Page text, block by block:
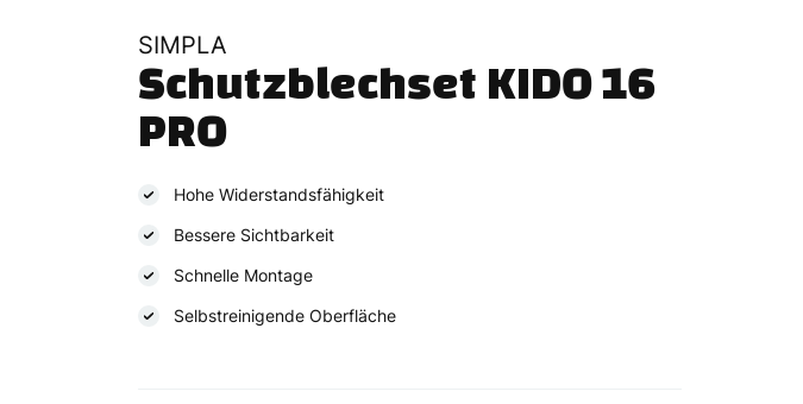
SIMPLA
Schutzblechset KIDO 16
PRO
Hohe Widerstandsfähigkeit
Bessere Sichtbarkeit
Schnelle Montage
Selbstreinigende Oberfläche